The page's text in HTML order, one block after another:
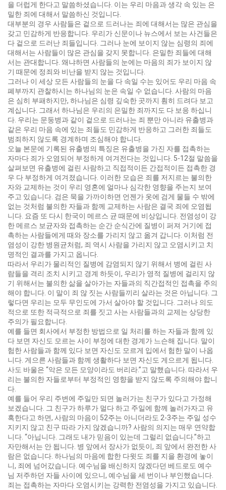
을 더럽게 한다고 말씀하셨습니다. 이는 우리 마음과 생각 속 있는 은
밀한 죄에 대해서 말씀하신 것입니다.
대부분의 경우 사람들은 겉으로 드러나는 죄에 대해서는 많은 관심을
갖고 민감하게 반응합니다. 우리가 신문이나 뉴스에서 보는 사건들은
다 겉으로 드러난 죄들입니다. 그러나 눈에 보이지 않는 심령의 죄에
대해서는 사람들이 많은 관심을 갖지 못합니다. 은밀한 죄들에 대해
서는 관대합니다. 왜냐하면 사람들의 눈에는 마음의 죄가 보이지 않
기 때문에 정죄와 비난을 받지 않는 것입니다.
그러나 이 세상 모든 사람들의 눈을 다 속일 수는 있어도 우리 마음 속
폐부까지 관찰하시는 하나님의 눈은 속일 수 없습니다. 사람의 마음
은 심히 부패하지만, 하나님은 심령 깊숙한 곳까지 훤히 드려다 보고
계십니다. 그래서 하나님은 우리의 은밀한 죄까지도 다 보응 하십니
다. 우리는 문둥병과 같이 겉으로 드러나는 죄 뿐만 아니라 유출병과
같은 우리 마음 속에 있는 죄들도 민감하게 반응하고 그러한 죄들도
범죄하지 않도록 경계하며 조심해야 합니다.
오늘 본문에 기록된 유출병의 특징은 유출병을 가진 자를 접촉하는
자마다 죄가 오염되어 부정하게 여겨전다는 것입니다. 5-12절 말씀을
살펴보면 유출병에 걸린 사람하고 직접적이든 간접적이든 접촉한 경
우 다 부정하게 여겨졌습니다. 이러한 모습은 죄를 저지르는 불의한
자와 교제하는 것이 우리 영혼에 얼마나 심각한 영향을 주는지 보여
주고 있습니다. 검은 묵을 가까이하면 언젠가 옷에 검게 물들 수 밖에
없는 것처럼 불의한 자들과 함께 교제하는 사람은 결국 죄에 오염됩
니다. 요즘 또 다시 한국이 메르스 균 때문에 비상입니다. 전염성이 강
한 메르스 보균자와 접촉하는 순간 순식간에 질병이 퍼져 거기에 접
촉하는 사람들에게 때와 장소를 가리지 않고 옮겨 갑니다. 이처럼 전
염성이 강한 병원균처럼, 죄 역시 사람을 가리지 않고 오염시키고 치
명적인 결과를 가지고 옵니다.
따라서 우리가 물리적인 질병에 감염되지 않기 위해서 병에 걸린 사
람들을 격리 조치 시키고 경계 하듯이, 우리가 영적 질병에 걸리지 않
기 위해서는 불의한 삶을 살아가는 자들과의 직간접적인 접촉을 주의
해야 합니다. 이 말이 죄 않 짓는 사람들끼리 살라는 것은 아닙니다. 그
렇다면 우리는 모두 무인도에 가서 살아야 할 것입니다. 그러나 의도
적으로 또한 적극적으로 죄를 짓고 사는 사람들과의 교제는 상당한
주의가 필요합니다.
예를 들면 회사에서 부정한 방법으로 일 처리를 하는 자들과 함께 있
다 보면 자신도 모르는 사이 부정에 대한 경계가 느슨해 집니다. 말이
험한 사람들과 함께 있다 보면 자신도 모르게 입에서 험한 말이 나옵
니다. 게으른 사람들과 함께 생활하다 보면 자신도 게으르게 됩니다.
사도 바울은 “악은 모든 모양이라도 버리라.”고 말했습니다. 따라서 우
리는 불의한 자들로부터 부정적인 영향을 받지 않도록 주의해야 합니
다.
예를 들어 우리 주변에 주일만 되면 놀러가는 친구가 있다고 가정해
보겠습니다. 그 친구가 하루가 멀다 하고 주일에 함께 놀러가자고 유
혹한다고 하면, 사람의 마음이 52주는 아니더라도 2-3주는 주일 성수
지키지 않고 친구 따라 가지 않겠습니까? 사람의 의지는 매우 연약합
니다. “아닙니다. 그래도 내가 믿음이 있는데 그럴리 없습니다.”하고
자만해서는 안 됩니다. 병 앞에서 장사가 없듯이, 죄 앞에서 완전한 사
람은 없습니다. 하나님의 마음에 합한 다윗도 죄를 지을 환경에 놓이
니, 죄에 넘어갔습니다. 예수님을 배신하지 않겠다던 베드로도 예수
님 저주하던 자들 사이에 있으니, 예수님을 세 번이나 부인했습니다.
죄는 접촉하는 자마다 오염시키는 강력한 전염성을 가지고 있습니다.